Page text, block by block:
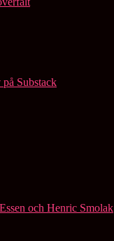
Substack
och Henric Smolak